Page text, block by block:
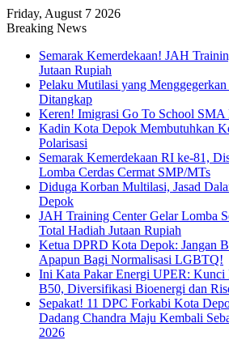
Friday, August 7 2026
Breaking News
Semarak Kemerdekaan! JAH
Jutaan Rupiah
Pelaku Mutilasi yang
Ditangkap
Keren! Imigrasi Go To School SMA
Kadin Kota Depok Membutuhkan
Polarisasi
Semarak Kemerdekaan RI ke-81,
Lomba Cerdas Cermat SMP/MTs
Diduga Korban Multilasi, Jasad
Depok
JAH Training Center Gelar Lomba
Total Hadiah Jutaan Rupiah
Ketua DPRD Kota Depok: Jangan
Apapun Bagi Normalisasi LGBTQ!
Ini Kata Pakar Energi UPER: Kunci
B50, Diversifikasi Bioenergi dan
Sepakat! 11 DPC Forkabi Kota
Dadang Chandra Maju Kembali
2026